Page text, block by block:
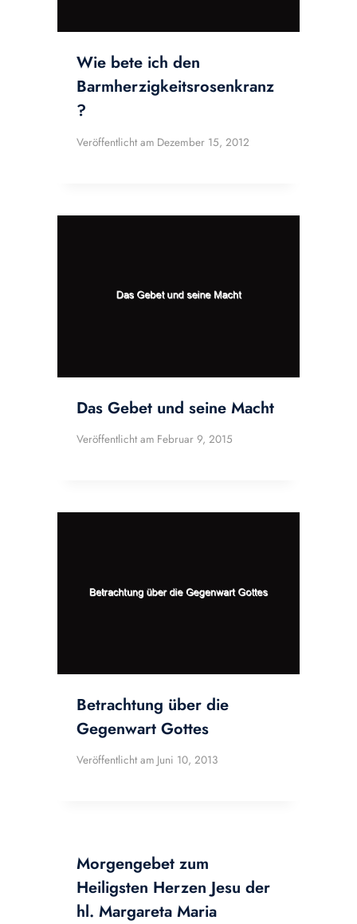
Wie bete ich den
Barmherzigkeitsrosenkranz
?
Veröffentlicht am Dezember 15, 2012
Das Gebet und seine Macht
Veröffentlicht am Februar 9, 2015
Betrachtung über die
Gegenwart Gottes
Veröffentlicht am Juni 10, 2013
Morgengebet zum
Heiligsten Herzen Jesu der
hl. Margareta Maria